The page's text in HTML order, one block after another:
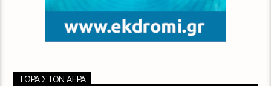
ΤΏΡΑ ΣΤΟΝ ΑΈΡΑ